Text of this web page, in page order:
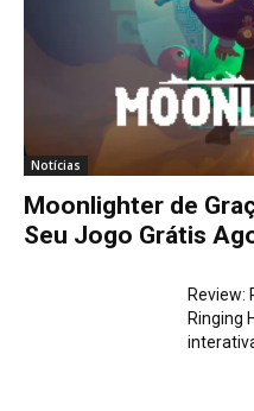
Notícias
Moonlighter de
Seu Jogo Grátis
Review:
Ringing